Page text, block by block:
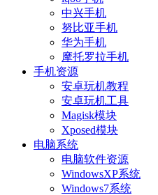
中兴手机
努比亚手机
华为手机
摩托罗拉手机
手机资源
安卓玩机教程
安卓玩机工具
Magisk模块
Xposed模块
电脑系统
电脑软件资源
WindowsXP系统
Windows7系统